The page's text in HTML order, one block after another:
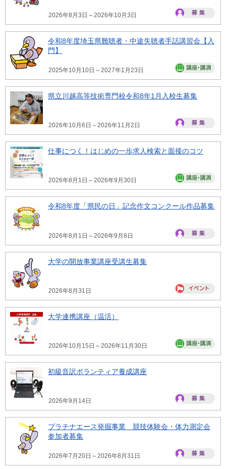
2026年8月3日～2026年10月3日
令和8年度埼玉県難聴者・中途失聴者手話講習会【入
門】
2025年10月10日～2027年1月23日
県立川越高等技術専門校令和8年1月入校生募集
2026年10月6日～2026年11月2日
仕事につく！はじめの一歩求人検索と面接のコツ
2026年8月1日～2026年9月30日
令和8年度「県民の日」記念作文コンクール作品募集
2026年8月1日～2026年9月8日
大学の開放事業講座受講生募集
2026年8月31日
大学連携講座（温活）
2026年10月15日～2026年11月30日
初級音訳ボランティア養成講座
2026年9月14日
プラチナエース発掘事業 競技体験会・体力測定会
参加者募集
2026年7月20日～2026年8月31日